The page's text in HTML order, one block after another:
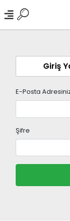
Giriş
E-Posta
Şifre